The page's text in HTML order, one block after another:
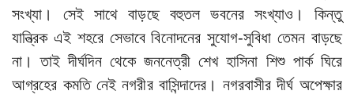
সংখ্যা। সেই সাথে বাড়ছে বহুতল ভবনের সংখ্যাও। কিন্তু
যান্ত্রিক এই শহরে সেভাবে বিনোদনের সুযোগ-সুবিধা তেমন বাড়ছে
না। তাই দীর্ঘদিন থেকে জননেত্রী শেখ হাসিনা শিশু পার্ক ঘিরে
আগ্রহের কমতি নেই নগরীর বাসিন্দাদের। নগরবাসীর দীর্ঘ অপেক্ষার